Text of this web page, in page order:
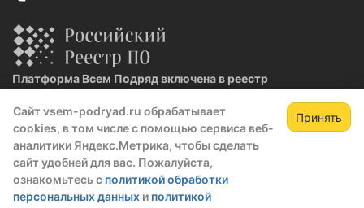
Сайт vsem-podryad.ru обрабатывает
cookies, в том числе с помощью сервиса веб-
аналитики Яндекс.Метрика, чтобы сделать
сайт удобней для вас. Пожалуйста,
ознакомьтесь с политикой обработки
персональных данных и политикой
Принять
Платформа Всем Подряд включена в реестр
Реестровая запись №32021 от 06.02.2026
Политика конфиденциальности